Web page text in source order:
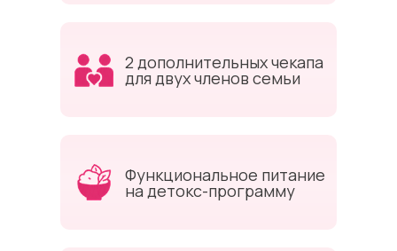
2 дополнительных чекапа
для двух членов семьи
Функциональное питание
на детокс-программу